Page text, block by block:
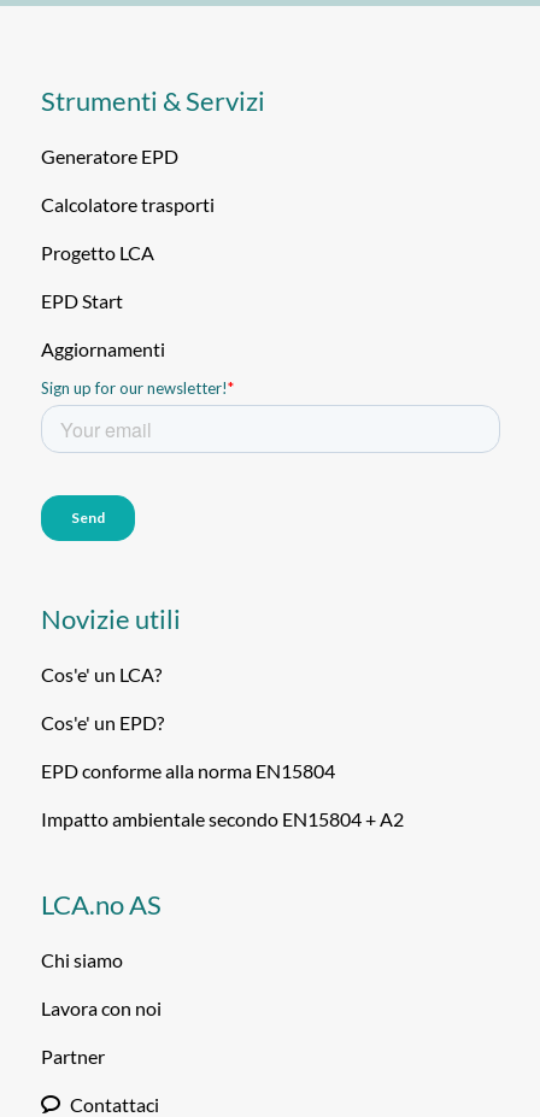
Strumenti & Servizi
Generatore EPD
Calcolatore trasporti
Progetto LCA
EPD Start
Aggiornamenti
Novizie utili
Cos'e' un LCA?
Cos'e' un EPD?
EPD conforme alla norma EN15804
Impatto ambientale secondo EN15804 + A2
LCA.no AS
Chi siamo
Lavora con noi
Partner
Contattaci